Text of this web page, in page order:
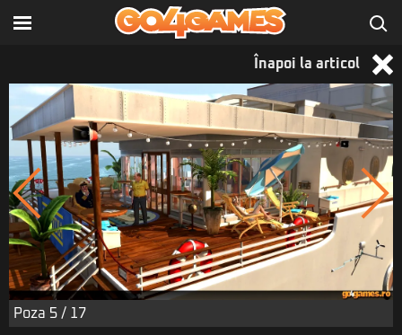
Înapoi la articol
Poza 5 / 17